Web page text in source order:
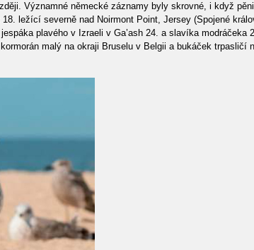
Významné německé záznamy byly skrovné, i když
ležící severně nad Noirmont Point, Jersey (Spojené
plavého v Izraeli v Ga’ash 24. a slavíka modráčeka
malý na okraji Bruselu v Belgii a bukáček trpasličí